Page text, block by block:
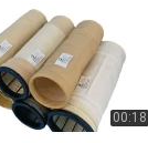
00:18